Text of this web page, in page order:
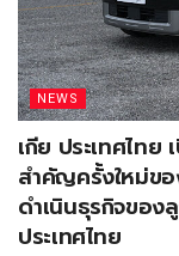
NEWS
เกีย ประเทศไท
สำคัญครั้งใหม่ข
ดำเนินธุรกิจขอ
ประเทศไทย